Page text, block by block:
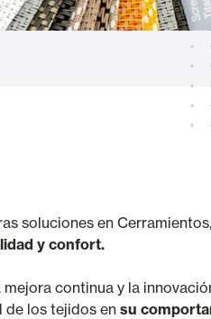
soluciones en
y confort.
continua y la
de los tejidos en su